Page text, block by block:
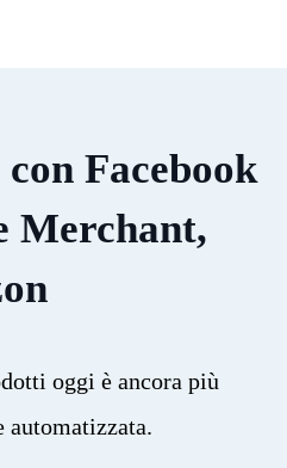
Facebook
Merchant,
oggi è ancora più